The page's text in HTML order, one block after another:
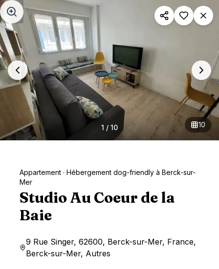
Aller au contenu principal
1 / 10 10
Appartement · Hébergement dog-friendly à Berck-sur-
Mer
Studio Au Coeur de la
Baie
9 Rue Singer, 62600, Berck-sur-Mer, France,
Berck-sur-Mer, Autres